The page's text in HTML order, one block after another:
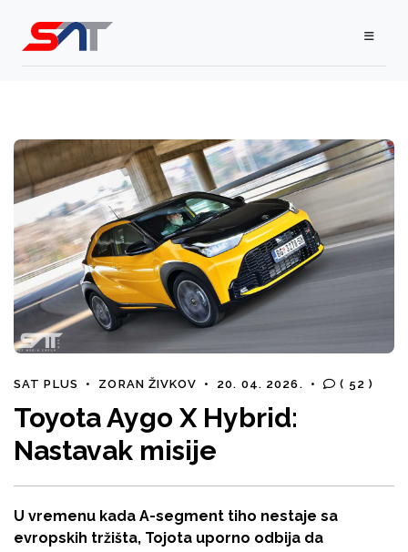
SAT PLUS • ZORAN ŽIVKOV • 20. 04. 2026. • ( 52 )
Toyota Aygo X Hybrid:
Nastavak misije
U vremenu kada A-segment tiho nestaje sa
evropskih tržišta, Tojota uporno odbija da